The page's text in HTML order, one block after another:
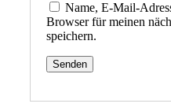
Name, E-Mail-
Browser für meinen
speichern.